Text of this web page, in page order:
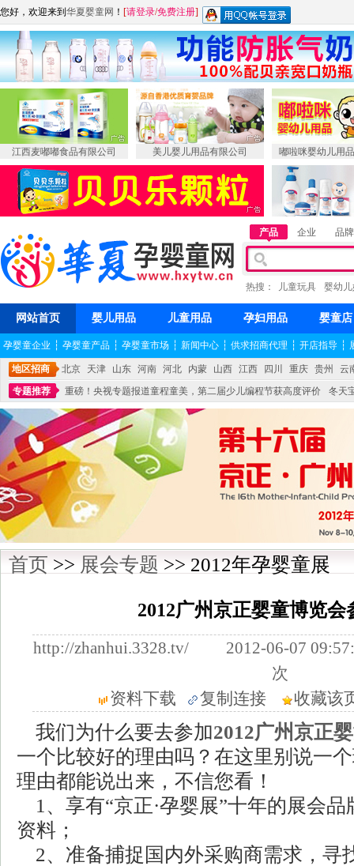
您好，欢迎来到 华夏婴童网 ！ [请登录/免费注册]
江西麦嘟嘟食品有限公司 美儿婴儿用品有限公司 嘟啦咪婴幼儿用
产品 企业 品牌
热搜： 儿童玩具 婴幼
网站首页 婴儿用品 儿童用品 孕妇用品 婴童店
孕婴童企业 ┆ 孕婴童产品 ┆ 孕婴童市场 ┆ 新闻中心 ┆ 供求招商代理 ┆ 开店指导 ┆
地区招商 北京 天津 山东 河南 河北 内蒙 山西 江西 四川 重庆 贵州
云
专题推荐
重磅！央视专题报道童程童美，第二届少儿编程节获高度评价
冬天
不能再单纯地销售产品,而要向增强服务转型,毕竟母婴产品比较特殊。”
妇幼广场
首页 >> 展会专题 >> 2012年孕婴童展
2012广州京正婴童博览会
http://zhanhui.3328.tv/ 2012-06-07
次
资料下载
复制连接 收藏该
我们为什么要去参加2012广州京正
一个比较好的理由吗？在这里别说一
理由都能说出来，不信您看！
1、享有“京正·孕婴展”十年的展会
资料；
2、准备捕捉国内外采购商需求，寻